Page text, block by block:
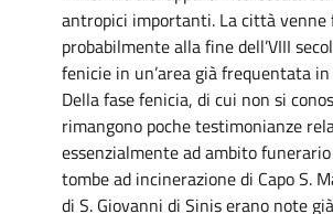
antropici importanti. La città venne
probabilmente alla fine dell’VIII
fenicie in un’area già frequentata
Della fase fenicia, di cui non si
rimangono poche testimonianze
essenzialmente ad ambito
tombe ad incinerazione di Capo S.
di S. Giovanni di Sinis erano note